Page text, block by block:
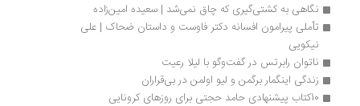
نگاهی به کشتی‌گیری که چاق نمی‌شد | سعیده امین‌زاده
تأملی پیرامون افسانه دکتر فاوست و داستان ضحاک | علی
ناتوان رابرتس در گفت‌وگو با لیلا رعیت
زندگی اینگمار برگمن و لیو اولمن در بی‌قراران